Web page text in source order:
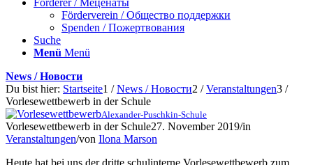
Förderer / Меценаты
Förderverein / Общество поддержки
Spenden / Пожертвования
Suche
Menü Menü
News / Новости
Du bist hier: Startseite1 / News / Новости2 / Veranstaltungen3 /
Vorlesewettbewerb in der Schule
Alexander-Puschkin-Schule
Vorlesewettbewerb in der Schule27. November 2019/in
Veranstaltungen/von Ilona Marson
Heute hat bei uns der dritte schulinterne Vorlesewettbewerb zum